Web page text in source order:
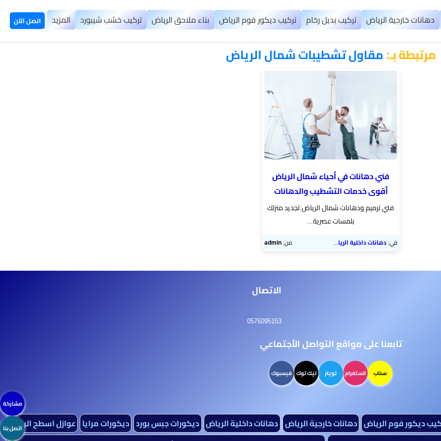
دهانات خارجية الرياض تركيب بديل رخام تركيب ديكور فوم الرياض بناء ملاحق الرياض تركيب خشب شيبورد المزيد اتصل الآن
مرتبطة بـ:​مقاول تشطيبات شمال الرياض
فني دهانات في أحياء شمال الرياض
أقوى خدمات التشطيب والدهانات
فني ترميم ودهانات شمال الرياض:تجديد منزلك
بلمسات عصرية...
في:دهانات داخلية الرياض من:admin
الاتصال
0576095153
تابعنا على مواقع التواصل الأجتماعي
سناب انستغرام تويتر تيك توك فيسبوك
ديكور فوم الرياض دهانات خارجية الرياض دهانات داخلية الرياض ديكورات جبس بورد ديكورات مرايا عوازل اسطح الرياض
مشاركة
اتصل بنا